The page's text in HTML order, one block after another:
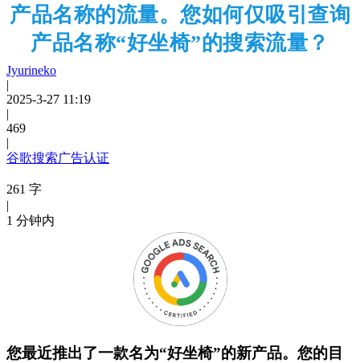
产品名称的流量。您如何仅吸引查询
产品名称“好坐椅”的搜索流量？
Jyurineko
|
2025-3-27 11:19
|
469
|
谷歌搜索广告认证
261 字
|
1 分钟内
您最近推出了一款名为“好坐椅”的新产品。您的目